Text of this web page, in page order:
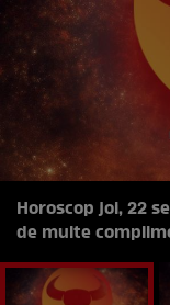
Horoscop joi, 22
de multe